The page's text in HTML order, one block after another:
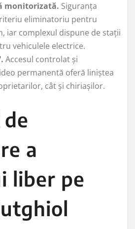
monitorizată. Siguranța
eliminatoriu pentru
iar complexul dispune de stații
vehiculele electrice.
Accesul controlat și
permanentă oferă liniștea
cât și chiriașilor.
a
liber pe